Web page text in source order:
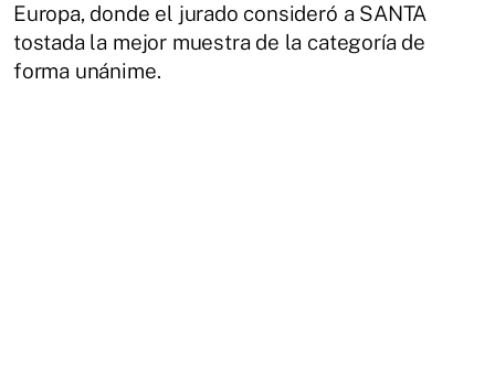
Europa, donde el jurado consideró a SANTA
tostada la mejor muestra de la categoría de
forma unánime.